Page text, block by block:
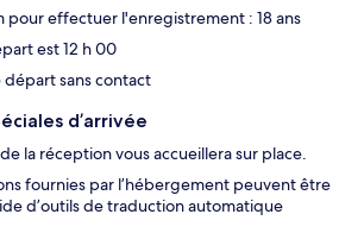
pour effectuer l'enregistrement : 18 ans
est 12 h 00
départ sans contact
d’arrivée
la réception vous accueillera sur place.
fournies par l’hébergement peuvent être
d’outils de traduction automatique